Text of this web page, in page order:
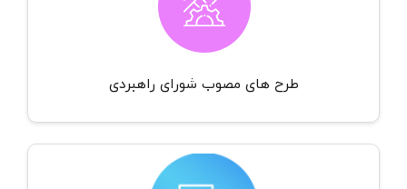
طرح های مصوب شورای راهبردی